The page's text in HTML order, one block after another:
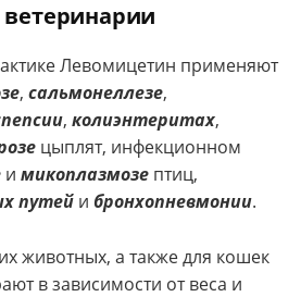
Левомицетин применяют
, сальмонеллезе,
, колиэнтеритах,
цыплят, инфекционном
и микоплазмозе птиц,
путей и бронхопневмонии.
животных, а также для кошек
в зависимости от веса и